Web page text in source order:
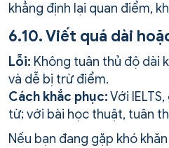
khẳng định lại quan điểm,
6.10. Viết quá dài
Lỗi: Không tuân thủ độ dài
và dễ bị trừ điểm.
Cách khắc phục:Với
từ; với bài học thuật, tuân
Nếu bạn đang gặp khó